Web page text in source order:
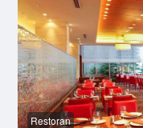
Restoran